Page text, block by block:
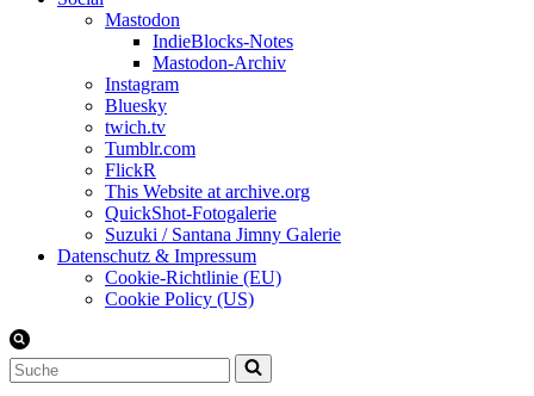
Mastodon
IndieBlocks-Notes
Mastodon-Archiv
Instagram
Bluesky
twich.tv
Tumblr.com
FlickR
This Website at archive.org
QuickShot-Fotogalerie
Suzuki / Santana Jimny Galerie
Datenschutz & Impressum
Cookie-Richtlinie (EU)
Cookie Policy (US)
Suchen
nach …